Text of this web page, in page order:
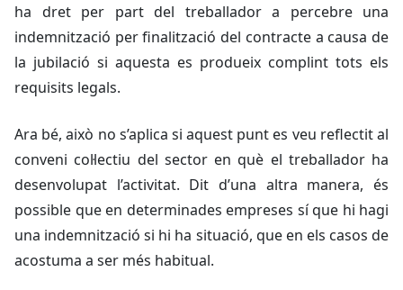
ha dret per part del treballador a percebre una
indemnització per finalització del contracte a causa de
la jubilació si aquesta es produeix complint tots els
requisits legals.
Ara bé, això no s’aplica si aquest punt es veu reflectit al
conveni col·lectiu del sector en què el treballador ha
desenvolupat l’activitat. Dit d’una altra manera, és
possible que en determinades empreses sí que hi hagi
una indemnització si hi ha situació, que en els casos de
acostuma a ser més habitual.